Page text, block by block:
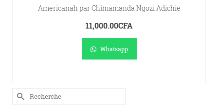
Americanah par Chimamanda Ngozi Adichie
11,000.00CFA
Whatsapp
Rechercher :